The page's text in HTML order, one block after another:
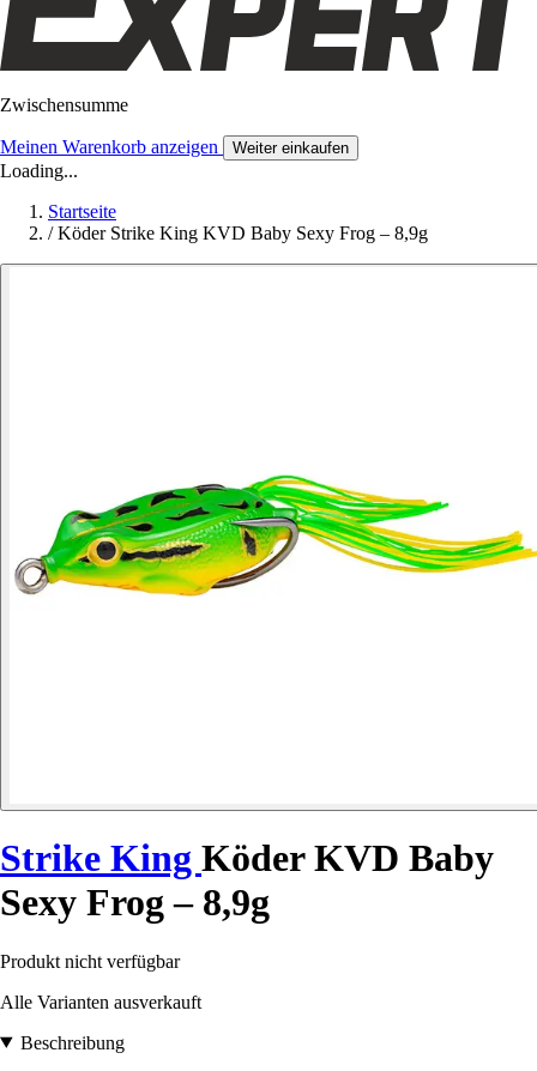
Zwischensumme
Meinen Warenkorb anzeigen Weiter einkaufen
Loading...
Startseite
/ Köder Strike King KVD Baby Sexy Frog – 8,9g
Strike King Köder KVD Baby
Sexy Frog – 8,9g
Produkt nicht verfügbar
Alle Varianten ausverkauft
Beschreibung